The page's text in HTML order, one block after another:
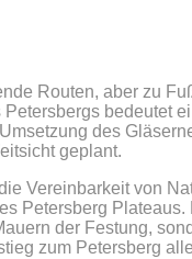
Routen, aber zu
bedeutet
des
geplant.
Vereinbarkeit von
Petersberg
der Festung,
zum Petersberg